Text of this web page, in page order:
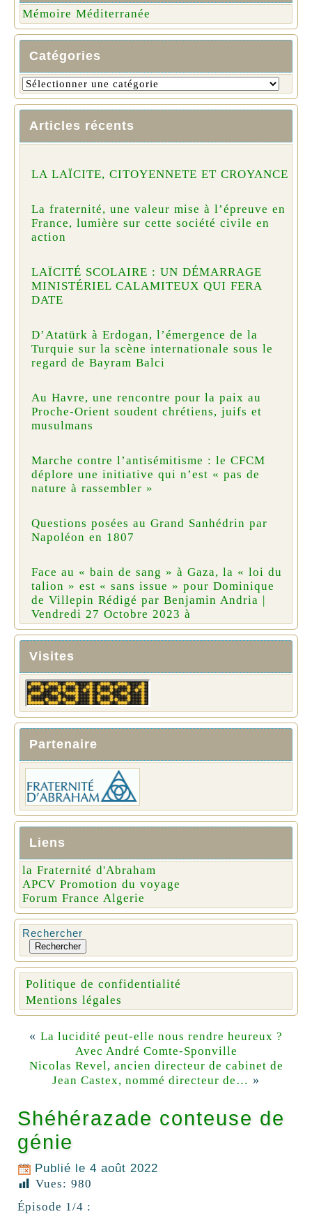
Mémoire Méditerranée
Catégories
Articles récents
LA LAÏCITE, CITOYENNETE ET CROYANCE
La fraternité, une valeur mise à l’épreuve en
France, lumière sur cette société civile en
action
LAÏCITÉ SCOLAIRE : UN DÉMARRAGE
MINISTÉRIEL CALAMITEUX QUI FERA
DATE
D’Atatürk à Erdogan, l’émergence de la
Turquie sur la scène internationale sous le
regard de Bayram Balci
Au Havre, une rencontre pour la paix au
Proche-Orient soudent chrétiens, juifs et
musulmans
Marche contre l’antisémitisme : le CFCM
déplore une initiative qui n’est « pas de
nature à rassembler »
Questions posées au Grand Sanhédrin par
Napoléon en 1807
Face au « bain de sang » à Gaza, la « loi du
talion » est « sans issue » pour Dominique
de Villepin Rédigé par Benjamin Andria |
Vendredi 27 Octobre 2023 à
Visites
Partenaire
Liens
la Fraternité d'Abraham
APCV Promotion du voyage
Forum France Algerie
Rechercher
Rechercher
Politique de confidentialité
Mentions légales
« La lucidité peut-elle nous rendre heureux ?
Avec André Comte-Sponville
Nicolas Revel, ancien directeur de cabinet de
Jean Castex, nommé directeur de… »
Shéhérazade conteuse de
génie
Publié le 4 août 2022
Vues: 980
Épisode 1/4 :